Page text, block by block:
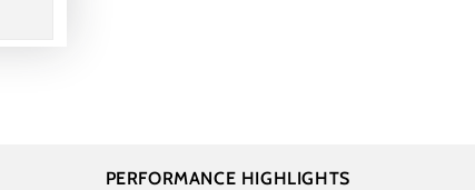
PERFORMANCE HIGHLIGHTS